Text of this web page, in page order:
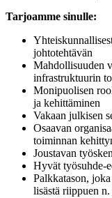
Tarjoamme sinulle:
johtotehtävän
Mahdollisuuden
infrastruktuurin
Monipuolisen
ja kehittäminen
Vakaan julkisen
Osaavan
toiminnan
Joustavan
Hyvät työsuhde-
Palkkatason,
lisästä riippuen